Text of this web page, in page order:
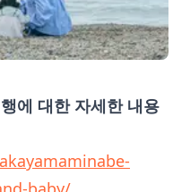
에 대한 자세한 내용